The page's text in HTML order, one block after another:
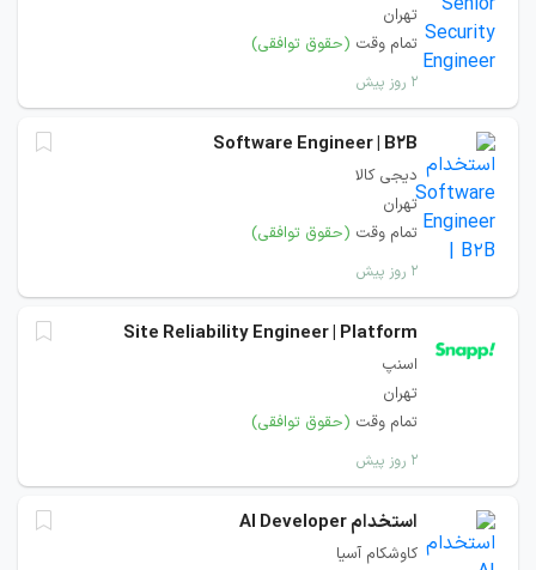
تهران
تمام وقت (حقوق توافقی)
۲ روز پیش
Software Engineer | B2B
دیجی کالا
تهران
تمام وقت (حقوق توافقی)
۲ روز پیش
Site Reliability Engineer | Platform
اسنپ
تهران
تمام وقت (حقوق توافقی)
۲ روز پیش
استخدام AI Developer
کاوشکام آسیا